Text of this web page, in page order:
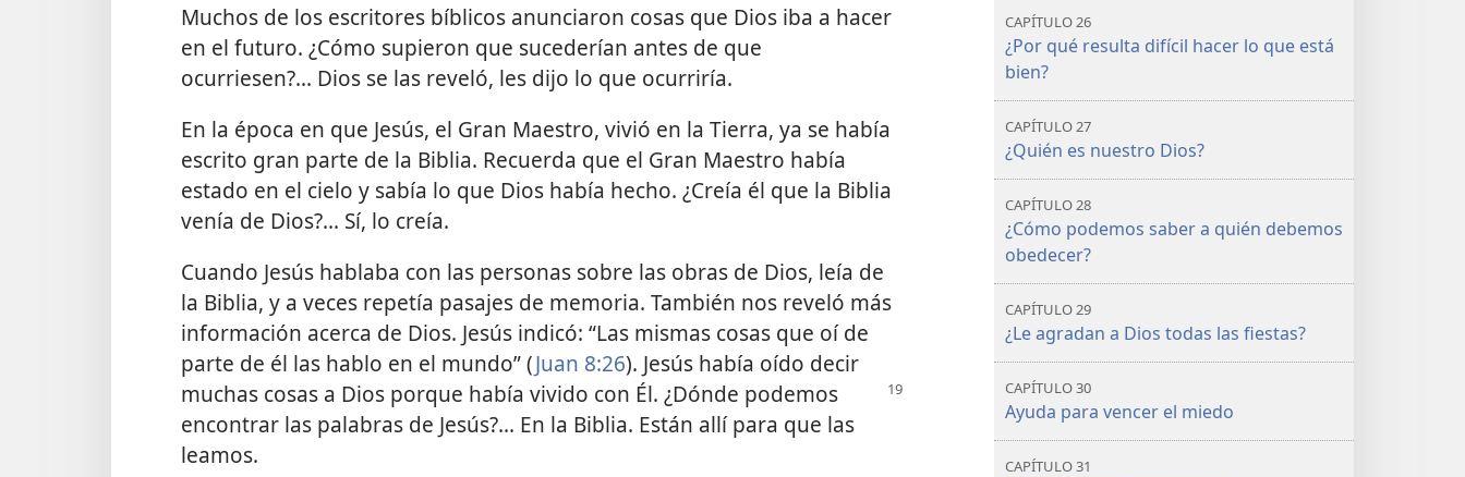
Muchos de los escritores bíblicos anunciaron cosas que Dios iba a hacer
en el futuro. ¿Cómo supieron que sucederían antes de que
ocurriesen?... Dios se las reveló, les dijo lo que ocurriría.
En la época en que Jesús, el Gran Maestro, vivió en la Tierra, ya se había
escrito gran parte de la Biblia. Recuerda que el Gran Maestro había
estado en el cielo y sabía lo que Dios había hecho. ¿Creía él que la Biblia
venía de Dios?... Sí, lo creía.
Cuando Jesús hablaba con las personas sobre las obras de Dios, leía de
la Biblia, y a veces repetía pasajes de memoria. También nos reveló más
información acerca de Dios. Jesús indicó: “Las mismas cosas que oí de
parte de él las hablo en el mundo” (Juan 8:26). Jesús había oído decir
muchas cosas a Dios porque había vivido con Él. ¿Dónde podemos
encontrar las palabras de Jesús?... En la Biblia. Están allí para que las
leamos.
CAPÍTULO 26
¿Por qué resulta difícil hacer lo que está
bien?
CAPÍTULO 27
¿Quién es nuestro Dios?
CAPÍTULO 28
¿Cómo podemos saber a quién debemos
obedecer?
CAPÍTULO 29
¿Le agradan a Dios todas las fiestas?
CAPÍTULO 30
Ayuda para vencer el miedo
CAPÍTULO 31